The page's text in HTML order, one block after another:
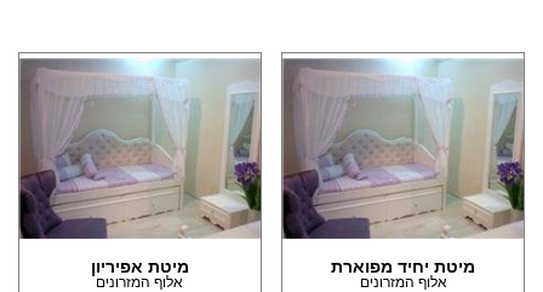
(2)
(1)
(2)
מיטת יחיד מפוארת
אלוף המזרונים
מיטת אפיריון
אלוף המזרונים
הדגשת קישורים
Aא Aא Aא
הצהרת נגישות